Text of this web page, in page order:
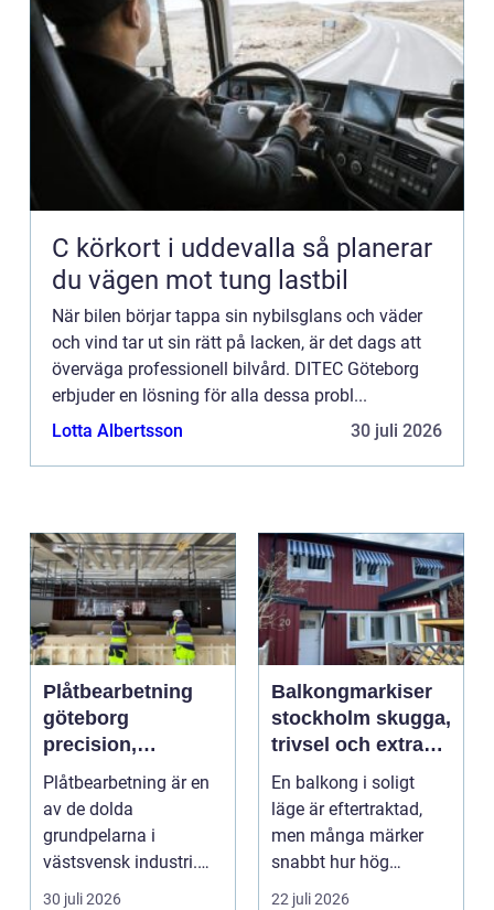
C körkort i uddevalla så planerar
du vägen mot tung lastbil
När bilen börjar tappa sin nybilsglans och väder
och vind tar ut sin rätt på lacken, är det dags att
överväga professionell bilvård. DITEC Göteborg
erbjuder en lösning för alla dessa probl...
Lotta Albertsson
30 juli 2026
Plåtbearbetning
göteborg
precision,
hållbarhet och
smarta lösningar
Plåtbearbetning är en
av de dolda
grundpelarna i
västsvensk industri.
Allt från marina
30 juli 2026
Balkongmarkiser
stockholm skugga,
trivsel och extra
rum utomhus
En balkong i soligt
läge är eftertraktad,
men många märker
snabbt hur hög
värmen kan bli under
22 juli 2026